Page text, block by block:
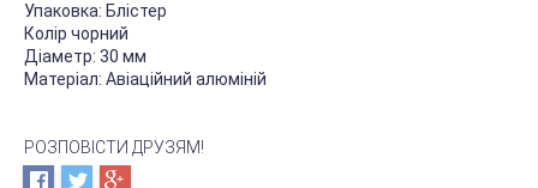
Упаковка: Блістер
Колір чорний
Діаметр: 30 мм
Матеріал: Авіаційний алюміній
РОЗПОВІСТИ ДРУЗЯМ!